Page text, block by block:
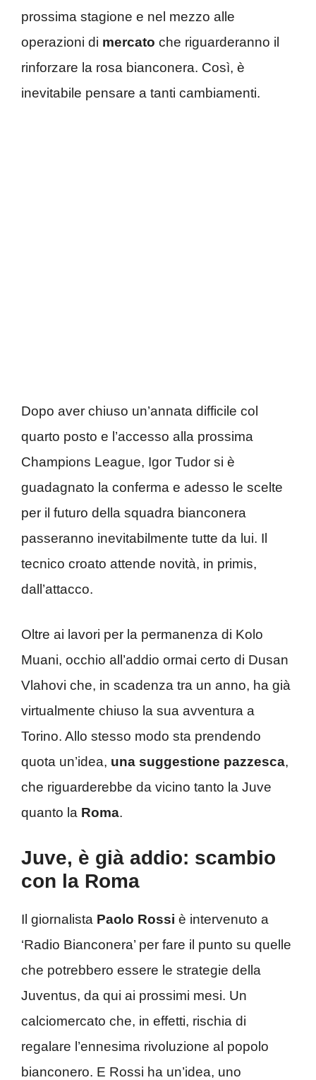
prossima stagione e nel mezzo alle
operazioni di mercato che riguarderanno il
rinforzare la rosa bianconera. Così, è
inevitabile pensare a tanti cambiamenti.
Dopo aver chiuso un’annata difficile col
quarto posto e l’accesso alla prossima
Champions League, Igor Tudor si è
guadagnato la conferma e adesso le scelte
per il futuro della squadra bianconera
passeranno inevitabilmente tutte da lui. Il
tecnico croato attende novità, in primis,
dall’attacco.
Oltre ai lavori per la permanenza di Kolo
Muani, occhio all’addio ormai certo di Dusan
Vlahovi che, in scadenza tra un anno, ha già
virtualmente chiuso la sua avventura a
Torino. Allo stesso modo sta prendendo
quota un’idea, una suggestione pazzesca,
che riguarderebbe da vicino tanto la Juve
quanto la Roma.
Juve, è già addio: scambio
con la Roma
Il giornalista Paolo Rossi è intervenuto a
‘Radio Bianconera’ per fare il punto su quelle
che potrebbero essere le strategie della
Juventus, da qui ai prossimi mesi. Un
calciomercato che, in effetti, rischia di
regalare l’ennesima rivoluzione al popolo
bianconero. E Rossi ha un’idea, uno